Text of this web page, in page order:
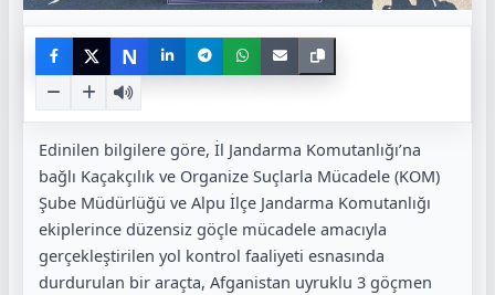
N
Edinilen bilgilere göre, İl Jandarma Komutanlığı’na
bağlı Kaçakçılık ve Organize Suçlarla Mücadele (KOM)
Şube Müdürlüğü ve Alpu İlçe Jandarma Komutanlığı
ekiplerince düzensiz göçle mücadele amacıyla
gerçekleştirilen yol kontrol faaliyeti esnasında
durdurulan bir araçta, Afganistan uyruklu 3 göçmen